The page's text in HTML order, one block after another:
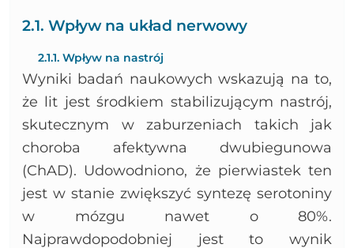
2.1. Wpływ na układ nerwowy
2.1.1. Wpływ na nastrój
Wyniki badań naukowych wskazują na to,
że lit jest środkiem stabilizującym nastrój,
skutecznym w zaburzeniach takich jak
choroba afektywna dwubiegunowa
(ChAD). Udowodniono, że pierwiastek ten
jest w stanie zwiększyć syntezę serotoniny
w mózgu nawet o 80%.
Najprawdopodobniej jest to wynik